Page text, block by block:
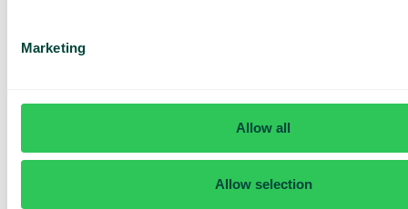
Marketing
Allow all
Allow selection
resepsjonist, bygget for at du skal ha 100% kontroll
denne gangen er...